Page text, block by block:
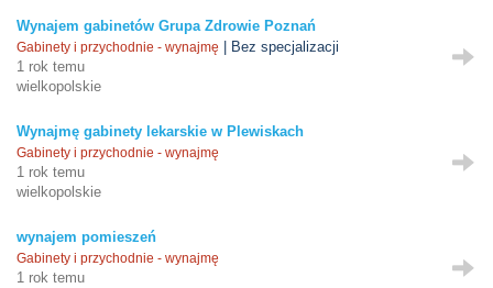
Wynajem gabinetów Grupa Zdrowie Poznań
Gabinety i przychodnie - wynajmę
| Bez specjalizacji
1 rok temu
wielkopolskie
Wynajmę gabinety lekarskie w Plewiskach
Gabinety i przychodnie - wynajmę
1 rok temu
wielkopolskie
wynajem pomieszeń
Gabinety i przychodnie - wynajmę
1 rok temu